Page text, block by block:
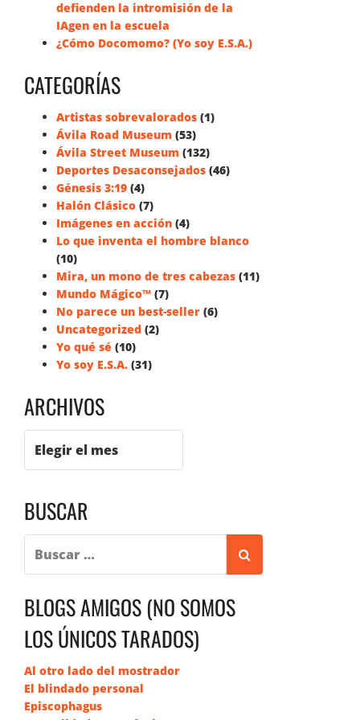
defienden la intromisión de la
IAgen en la escuela
¿Cómo Docomomo? (Yo soy E.S.A.)
CATEGORÍAS
Artistas sobrevalorados (1)
Ávila Road Museum (53)
Ávila Street Museum (132)
Deportes Desaconsejados (46)
Génesis 3:19 (4)
Halón Clásico (7)
Imágenes en acción (4)
Lo que inventa el hombre blanco
(10)
Mira, un mono de tres cabezas (11)
Mundo Mágico™ (7)
No parece un best-seller (6)
Uncategorized (2)
Yo qué sé (10)
Yo soy E.S.A. (31)
ARCHIVOS
BUSCAR
BLOGS AMIGOS (NO SOMOS
LOS ÚNICOS TARADOS)
Al otro lado del mostrador
El blindado personal
Episcophagus